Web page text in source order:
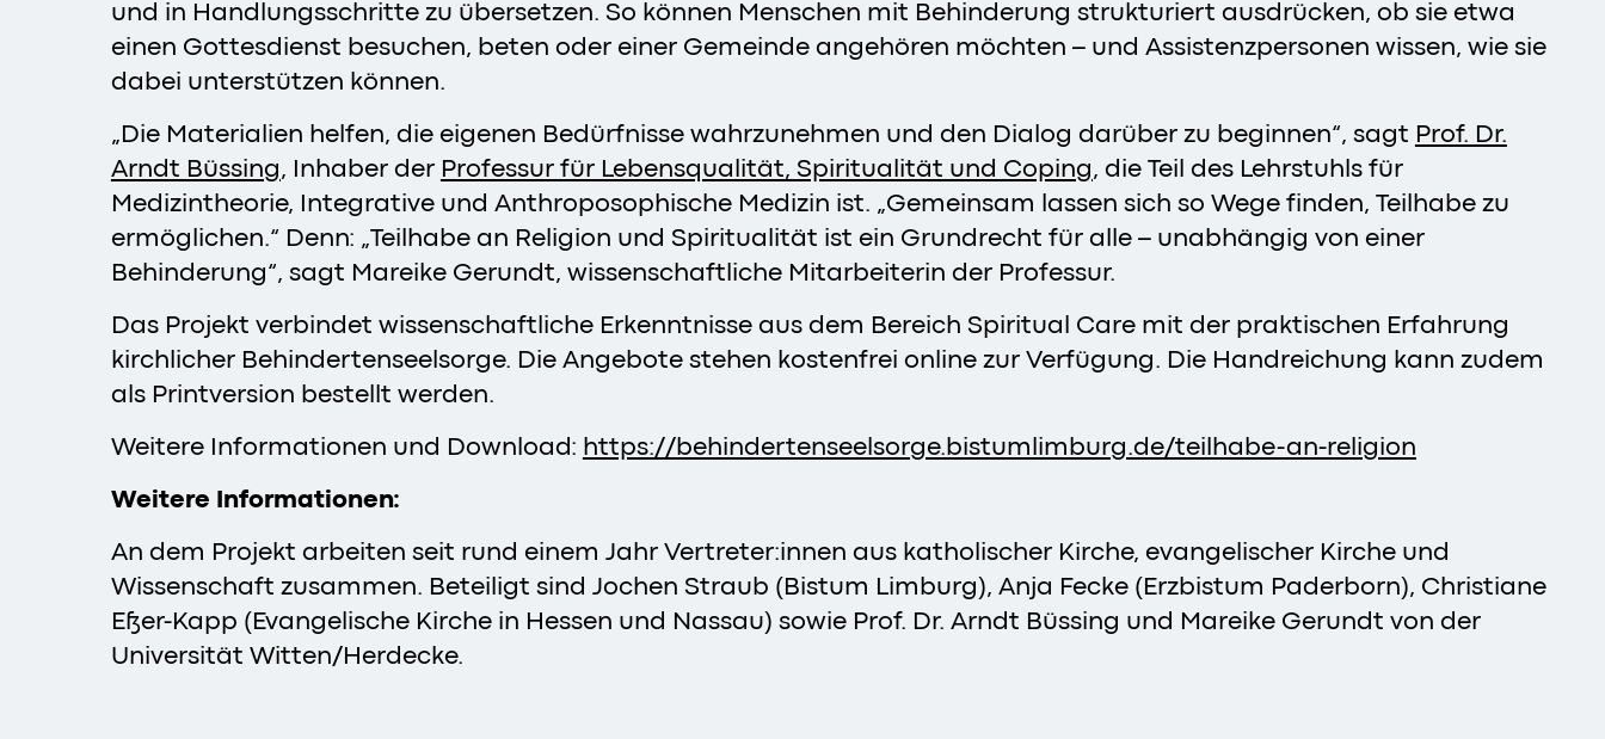
und in Handlungsschritte zu übersetzen. So können Menschen mit Behinderung strukturiert ausdrücken, ob sie etwa
einen Gottesdienst besuchen, beten oder einer Gemeinde angehören möchten – und Assistenzpersonen wissen, wie sie
dabei unterstützen können.
„Die Materialien helfen, die eigenen Bedürfnisse wahrzunehmen und den Dialog darüber zu beginnen“, sagt Prof. Dr.
Arndt Büssing, Inhaber der Professur für Lebensqualität, Spiritualität und Coping, die Teil des Lehrstuhls für
Medizintheorie, Integrative und Anthroposophische Medizin ist. „Gemeinsam lassen sich so Wege finden, Teilhabe zu
ermöglichen.“ Denn: „Teilhabe an Religion und Spiritualität ist ein Grundrecht für alle – unabhängig von einer
Behinderung“, sagt Mareike Gerundt, wissenschaftliche Mitarbeiterin der Professur.
Das Projekt verbindet wissenschaftliche Erkenntnisse aus dem Bereich Spiritual Care mit der praktischen Erfahrung
kirchlicher Behindertenseelsorge. Die Angebote stehen kostenfrei online zur Verfügung. Die Handreichung kann zudem
als Printversion bestellt werden.
Weitere Informationen und Download: https://behindertenseelsorge.bistumlimburg.de/teilhabe-an-religion
Weitere Informationen:
An dem Projekt arbeiten seit rund einem Jahr Vertreter:innen aus katholischer Kirche, evangelischer Kirche und
Wissenschaft zusammen. Beteiligt sind Jochen Straub (Bistum Limburg), Anja Fecke (Erzbistum Paderborn), Christiane
Eßer-Kapp (Evangelische Kirche in Hessen und Nassau) sowie Prof. Dr. Arndt Büssing und Mareike Gerundt von der
Universität Witten/Herdecke.